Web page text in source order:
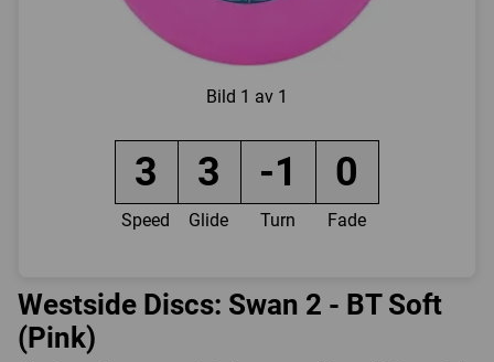
Bild 1 av 1
3 3 -1 0
Speed Glide Turn Fade
Westside Discs: Swan 2 - BT Soft
(Pink)